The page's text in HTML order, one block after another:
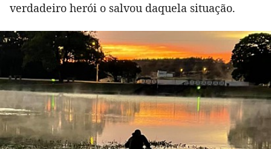
verdadeiro herói o salvou daquela situação.